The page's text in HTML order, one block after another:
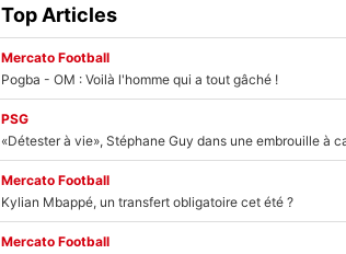
Top Articles
Mercato Football
Pogba - OM : Voilà l'homme qui a tout gâché !
PSG
Mercato Football
Kylian Mbappé, un transfert obligatoire cet été ?
Mercato Football